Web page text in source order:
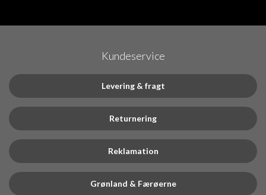
Kundeservice
Levering & fragt
Returnering
Reklamation
Grønland & Færøerne